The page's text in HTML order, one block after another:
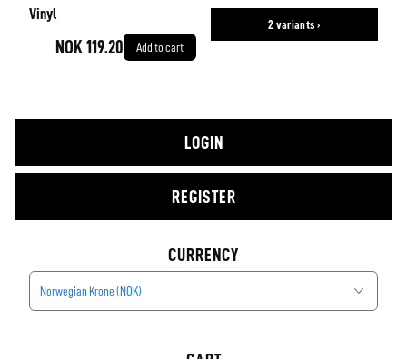
Vinyl
NOK 119.20 Add to cart
2 variants ›
LOGIN
REGISTER
CURRENCY
Norwegian Krone (NOK)